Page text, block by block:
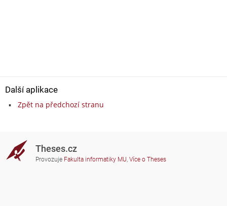
Další aplikace
Zpět na předchozí stranu
Theses.cz
Provozuje Fakulta informatiky MU, Více o Theses